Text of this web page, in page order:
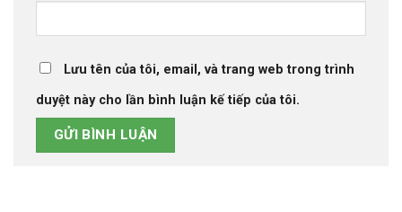
Lưu tên của tôi, email, và trang web trong trình
duyệt này cho lần bình luận kế tiếp của tôi.